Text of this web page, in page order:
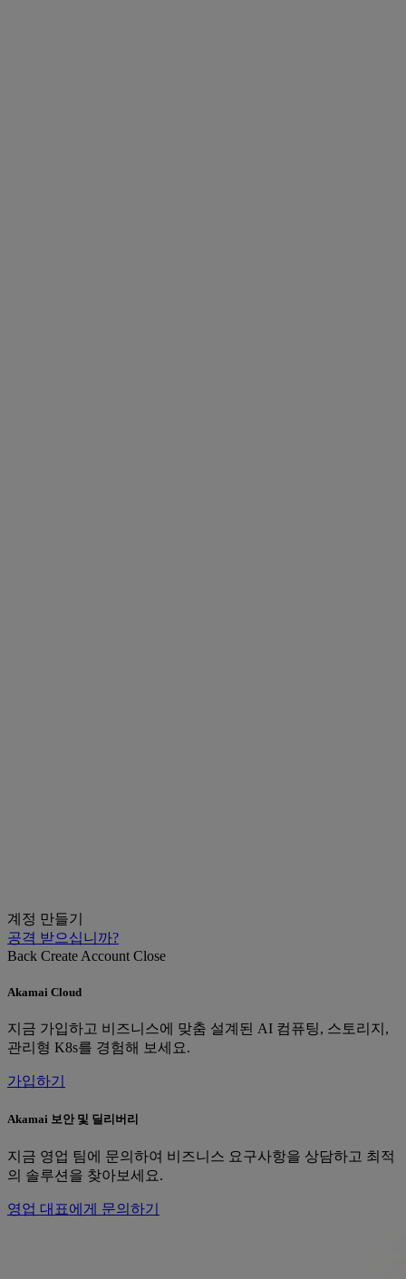
계정 만들기
공격 받으십니까?
Back Create Account Close
Akamai Cloud
지금 가입하고 비즈니스에 맞춤 설계된 AI 컴퓨팅, 스토리지,
관리형 K8s를 경험해 보세요.
가입하기
Akamai 보안 및 딜리버리
지금 영업 팀에 문의하여 비즈니스 요구사항을 상담하고 최적
의 솔루션을 찾아보세요.
영업 대표에게 문의하기